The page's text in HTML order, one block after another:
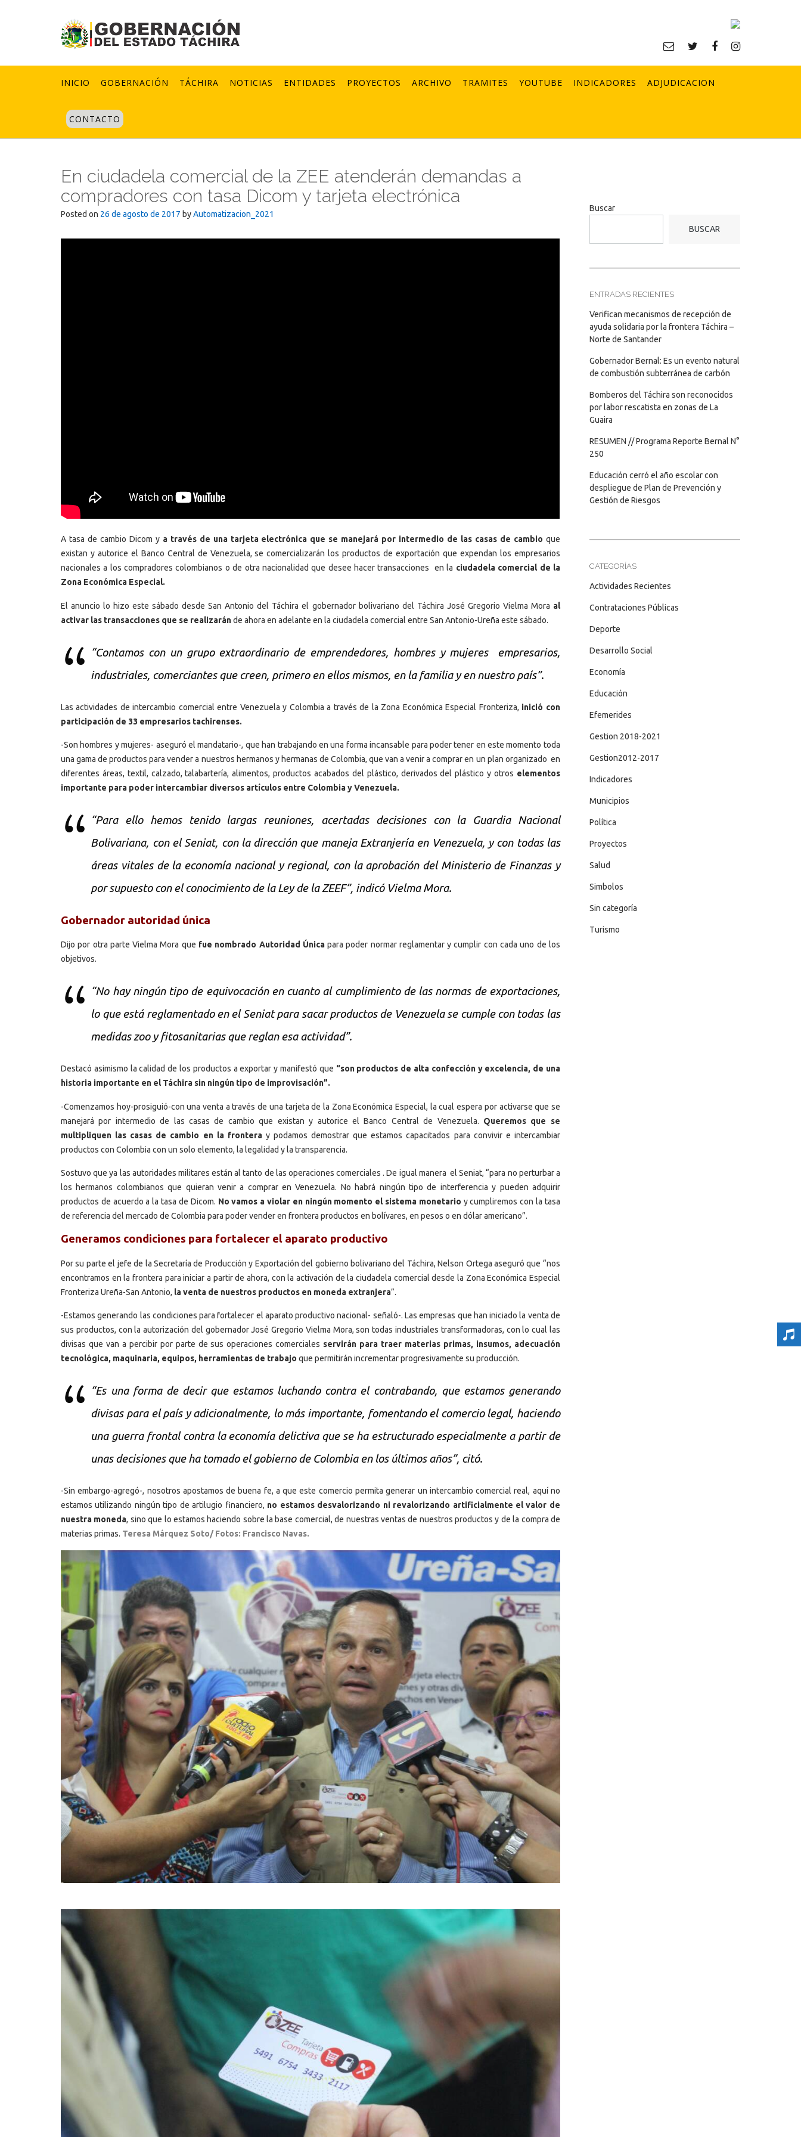
INICIO GOBERNACIÓN TÁCHIRA NOTICIAS ENTIDADES PROYECTOS ARCHIVO TRAMITES YOUTUBE INDICADORES ADJUDICACION
CONTACTO
En ciudadela comercial de la ZEE atenderán demandas a
compradores con tasa Dicom y tarjeta electrónica
Posted on 26 de agosto de 2017 byAutomatizacion_2021
A tasa de cambio Dicom y a través de una tarjeta electrónica que se manejará por intermedio de las casas de cambio que
existan y autorice el Banco Central de Venezuela, se comercializarán los productos de exportación que expendan los empresarios
nacionales a los compradores colombianos o de otra nacionalidad que desee hacer transacciones en la ciudadela comercial de la
Zona Económica Especial.
El anuncio lo hizo este sábado desde San Antonio del Táchira el gobernador bolivariano del Táchira José Gregorio Vielma Mora al
activar las transacciones que se realizaránde ahora en adelante en la ciudadela comercial entre San Antonio-Ureña este sábado.
“Contamos con un grupo extraordinario de emprendedores, hombres y mujeres empresarios,
industriales, comerciantes que creen, primero en ellos mismos, en la familia y en nuestro país”.
Las actividades de intercambio comercial entre Venezuela y Colombia a través de la Zona Económica Especial Fronteriza, inició con
participación de 33 empresarios tachirenses.
-Son hombres y mujeres- aseguró el mandatario-, que han trabajando en una forma incansable para poder tener en este momento toda
una gama de productos para vender a nuestros hermanos y hermanas de Colombia, que van a venir a comprar en un plan organizado en
diferentes áreas, textil, calzado, talabartería, alimentos, productos acabados del plástico, derivados del plástico y otros elementos
importante para poder intercambiar diversos artículos entre Colombia y Venezuela.
“Para ello hemos tenido largas reuniones, acertadas decisiones con la Guardia Nacional
Bolivariana, con el Seniat, con la dirección que maneja Extranjería en Venezuela, y con todas las
áreas vitales de la economía nacional y regional, con la aprobación del Ministerio de Finanzas y
por supuesto con el conocimiento de la Ley de la ZEEF”, indicó Vielma Mora.
Gobernador autoridad única
Dijo por otra parte Vielma Mora que fue nombrado Autoridad Únicapara poder normar reglamentar y cumplir con cada uno de los
objetivos.
“No hay ningún tipo de equivocación en cuanto al cumplimiento de las normas de exportaciones,
lo que está reglamentado en el Seniat para sacar productos de Venezuela se cumple con todas las
medidas zoo y fitosanitarias que reglan esa actividad”.
Destacó asimismo la calidad de los productos a exportar y manifestó que “son productos de alta confección y excelencia, de una
historia importante en el Táchira sin ningún tipo de improvisación”.
-Comenzamos hoy-prosiguió-con una venta a través de una tarjeta de la Zona Económica Especial, la cual espera por activarse que se
manejará por intermedio de las casas de cambio que existan y autorice el Banco Central de Venezuela. Queremos que se
multipliquen las casas de cambio en la fronteray podamos demostrar que estamos capacitados para convivir e intercambiar
productos con Colombia con un solo elemento, la legalidad y la transparencia.
Sostuvo que ya las autoridades militares están al tanto de las operaciones comerciales . De igual manera el Seniat, “para no perturbar a
los hermanos colombianos que quieran venir a comprar en Venezuela. No habrá ningún tipo de interferencia y pueden adquirir
productos de acuerdo a la tasa de Dicom. No vamos a violar en ningún momento el sistema monetario y cumpliremos con la tasa
de referencia del mercado de Colombia para poder vender en frontera productos en bolívares, en pesos o en dólar americano”.
Generamos condiciones para fortalecer el aparato productivo
Por su parte el jefe de la Secretaría de Producción y Exportación del gobierno bolivariano del Táchira, Nelson Ortega aseguró que “nos
encontramos en la frontera para iniciar a partir de ahora, con la activación de la ciudadela comercial desde la Zona Económica Especial
Fronteriza Ureña-San Antonio, la venta de nuestros productos en moneda extranjera”.
-Estamos generando las condiciones para fortalecer el aparato productivo nacional- señaló-. Las empresas que han iniciado la venta de
sus productos, con la autorización del gobernador José Gregorio Vielma Mora, son todas industriales transformadoras, con lo cual las
divisas que van a percibir por parte de sus operaciones comerciales servirán para traer materias primas, insumos, adecuación
tecnológica, maquinaria, equipos, herramientas de trabajo que permitirán incrementar progresivamente su producción.
“Es una forma de decir que estamos luchando contra el contrabando, que estamos generando
divisas para el país y adicionalmente, lo más importante, fomentando el comercio legal, haciendo
una guerra frontal contra la economía delictiva que se ha estructurado especialmente a partir de
unas decisiones que ha tomado el gobierno de Colombia en los últimos años”, citó.
-Sin embargo-agregó-, nosotros apostamos de buena fe, a que este comercio permita generar un intercambio comercial real, aquí no
estamos utilizando ningún tipo de artilugio financiero, no estamos desvalorizando ni revalorizando artificialmente el valor de
nuestra moneda, sino que lo estamos haciendo sobre la base comercial, de nuestras ventas de nuestros productos y de la compra de
materias primas. Teresa Márquez Soto/ Fotos: Francisco Navas.
Buscar
BUSCAR
ENTRADAS RECIENTES
Verifican mecanismos de recepción de
ayuda solidaria por la frontera Táchira –
Norte de Santander
Gobernador Bernal: Es un evento natural
de combustión subterránea de carbón
Bomberos del Táchira son reconocidos
por labor rescatista en zonas de La
Guaira
RESUMEN // Programa Reporte Bernal N°
250
Educación cerró el año escolar con
despliegue de Plan de Prevención y
Gestión de Riesgos
CATEGORÍAS
Actividades Recientes
Contrataciones Públicas
Deporte
Desarrollo Social
Economía
Educación
Efemerides
Gestion 2018-2021
Gestion2012-2017
Indicadores
Municipios
Política
Proyectos
Salud
Simbolos
Sin categoría
Turismo